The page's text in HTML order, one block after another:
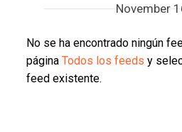
November
No se ha encontrado ningún
página Todos los feeds y
feed existente.